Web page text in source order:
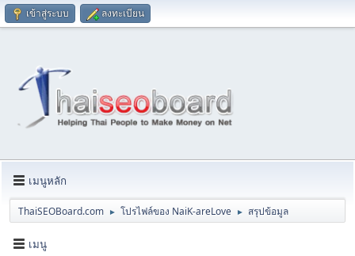
เข้าสู่ระบบ ลงทะเบียน
เมนูหลัก
ThaiSEOBoard.com ► โปรไฟล์ของ NaiK-areLove ► สรุปข้อมูล
เมนู